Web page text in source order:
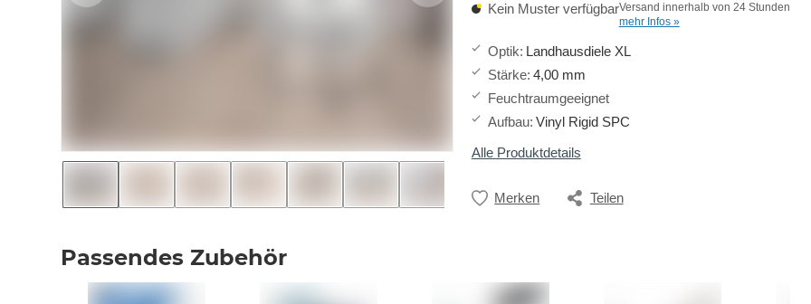
Kein Muster verfügbarVersand innerhalb von 24 Stunden
mehr Infos »
Optik: Landhausdiele XL
Stärke: 4,00 mm
Feuchtraumgeeignet
Aufbau: Vinyl Rigid SPC
Alle Produktdetails
Merken Teilen
Passendes Zubehör